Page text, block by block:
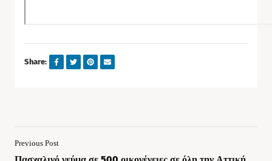
Share:
Previous Post